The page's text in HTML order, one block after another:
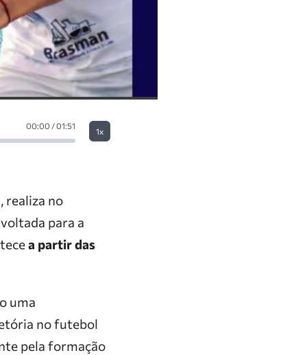
00:00 / 01:51
1x
realiza no
voltada para a
a partir das
uma
no futebol
pela formação